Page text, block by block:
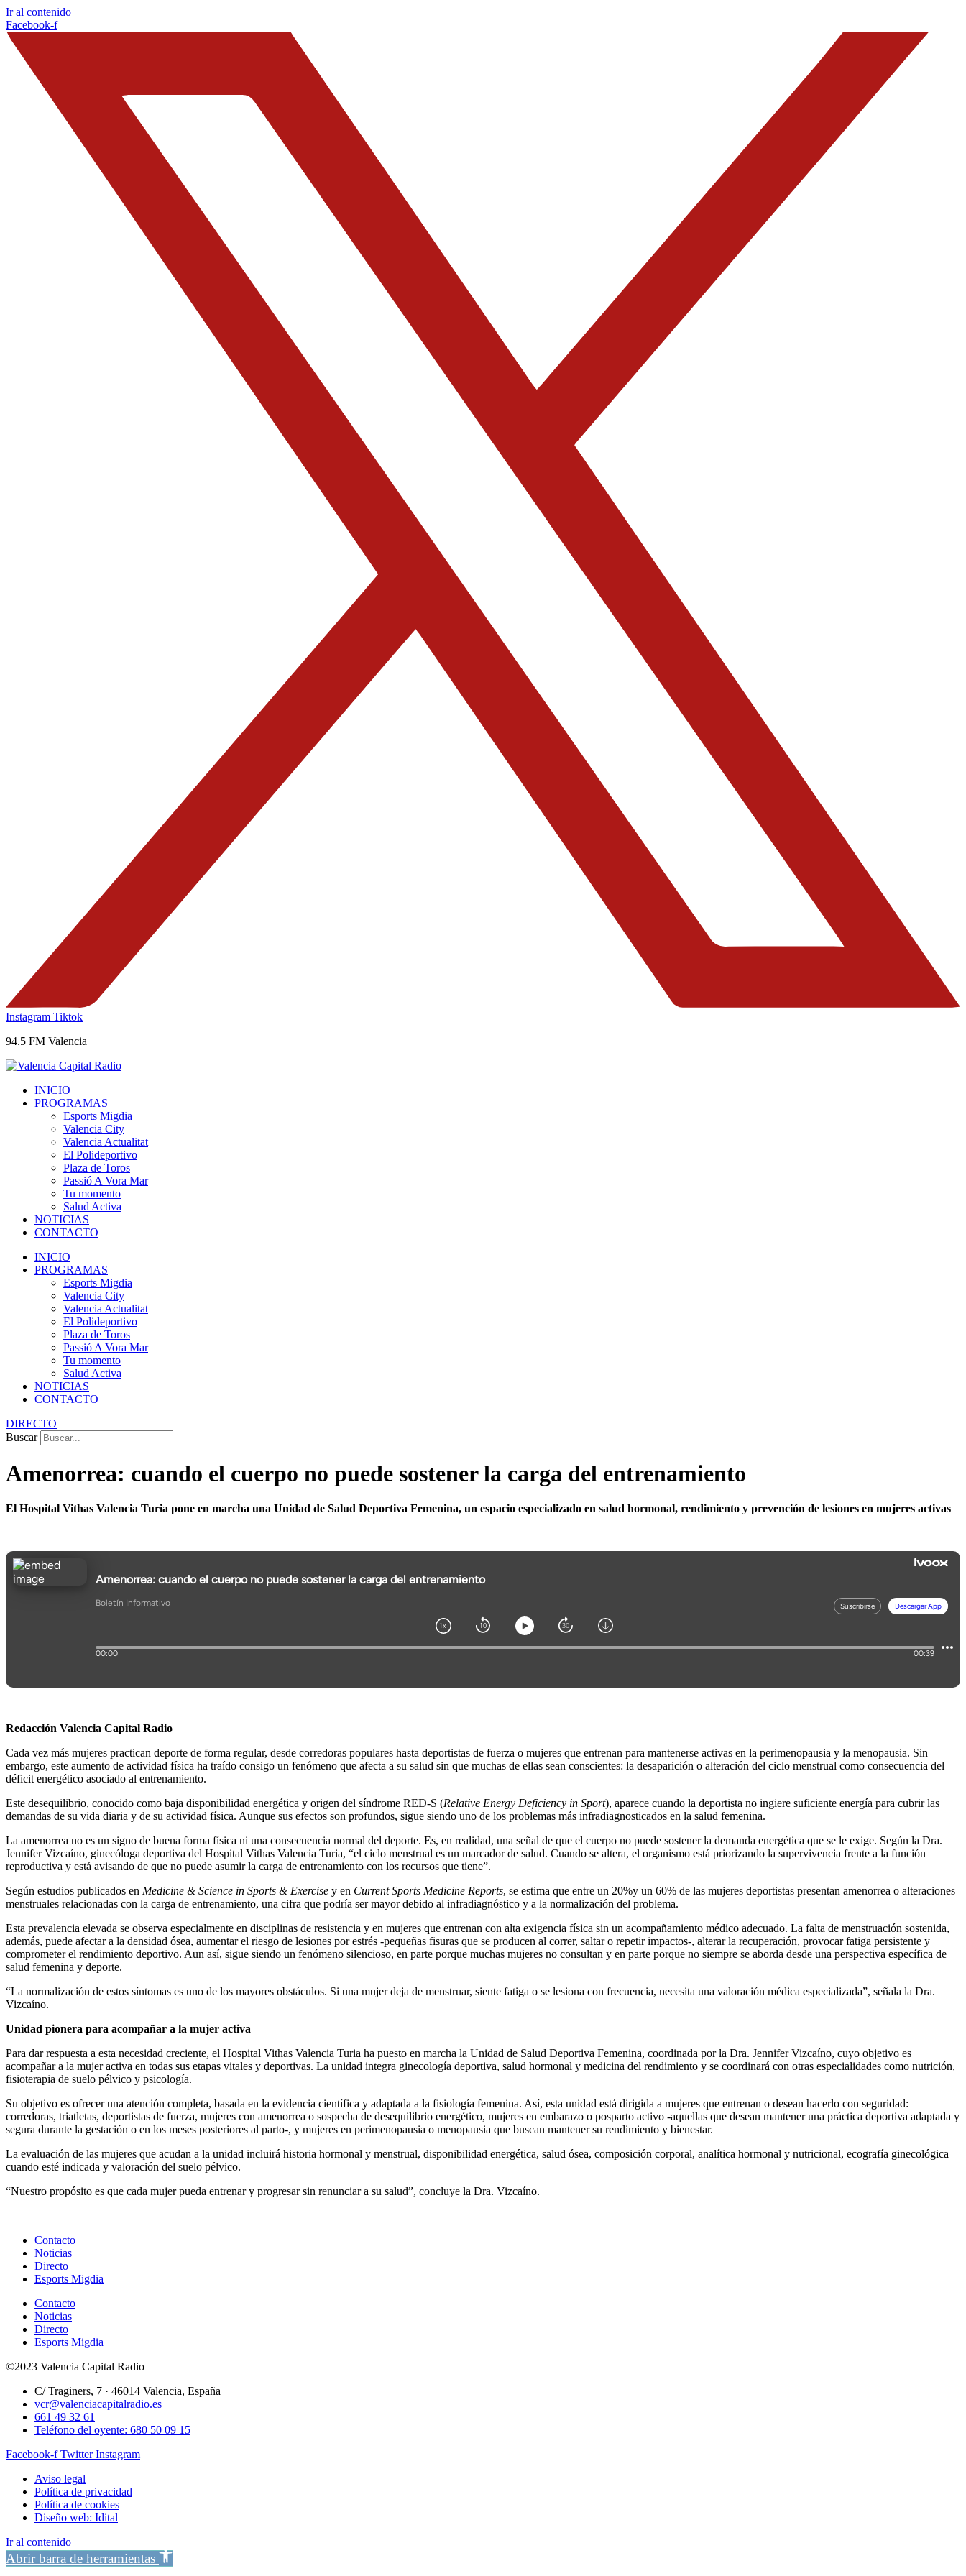
Ir al contenido
Facebook-f
Instagram Tiktok
94.5 FM Valencia
INICIO
PROGRAMAS
Esports Migdia
Valencia City
Valencia Actualitat
El Polideportivo
Plaza de Toros
Passió A Vora Mar
Tu momento
Salud Activa
NOTICIAS
CONTACTO
INICIO
PROGRAMAS
Esports Migdia
Valencia City
Valencia Actualitat
El Polideportivo
Plaza de Toros
Passió A Vora Mar
Tu momento
Salud Activa
NOTICIAS
CONTACTO
DIRECTO
Buscar
Amenorrea: cuando el cuerpo no puede sostener la carga del entrenamiento
El Hospital Vithas Valencia Turia pone en marcha una Unidad de Salud Deportiva Femenina, un espacio especializado en salud hormonal, rendimiento y prevención de lesiones en mujeres activas
Redacción Valencia Capital Radio
Cada vez más mujeres practican deporte de forma regular, desde corredoras populares hasta deportistas de fuerza o mujeres que entrenan para mantenerse activas en la perimenopausia y la menopausia. Sin
embargo, este aumento de actividad física ha traído consigo un fenómeno que afecta a su salud sin que muchas de ellas sean conscientes: la desaparición o alteración del ciclo menstrual como consecuencia del
déficit energético asociado al entrenamiento.
Este desequilibrio, conocido como baja disponibilidad energética y origen del síndrome RED-S (Relative Energy Deficiency in Sport), aparece cuando la deportista no ingiere suficiente energía para cubrir las
demandas de su vida diaria y de su actividad física. Aunque sus efectos son profundos, sigue siendo uno de los problemas más infradiagnosticados en la salud femenina.
La amenorrea no es un signo de buena forma física ni una consecuencia normal del deporte. Es, en realidad, una señal de que el cuerpo no puede sostener la demanda energética que se le exige. Según la Dra.
Jennifer Vizcaíno, ginecóloga deportiva del Hospital Vithas Valencia Turia, “el ciclo menstrual es un marcador de salud. Cuando se altera, el organismo está priorizando la supervivencia frente a la función
reproductiva y está avisando de que no puede asumir la carga de entrenamiento con los recursos que tiene”.
Según estudios publicados en Medicine & Science in Sports & Exercise y en Current Sports Medicine Reports, se estima que entre un 20%y un 60% de las mujeres deportistas presentan amenorrea o alteraciones
menstruales relacionadas con la carga de entrenamiento, una cifra que podría ser mayor debido al infradiagnóstico y a la normalización del problema.
Esta prevalencia elevada se observa especialmente en disciplinas de resistencia y en mujeres que entrenan con alta exigencia física sin un acompañamiento médico adecuado. La falta de menstruación sostenida,
además, puede afectar a la densidad ósea, aumentar el riesgo de lesiones por estrés -pequeñas fisuras que se producen al correr, saltar o repetir impactos-, alterar la recuperación, provocar fatiga persistente y
comprometer el rendimiento deportivo. Aun así, sigue siendo un fenómeno silencioso, en parte porque muchas mujeres no consultan y en parte porque no siempre se aborda desde una perspectiva específica de
salud femenina y deporte.
“La normalización de estos síntomas es uno de los mayores obstáculos. Si una mujer deja de menstruar, siente fatiga o se lesiona con frecuencia, necesita una valoración médica especializada”, señala la Dra.
Vizcaíno.
Unidad pionera para acompañar a la mujer activa
Para dar respuesta a esta necesidad creciente, el Hospital Vithas Valencia Turia ha puesto en marcha la Unidad de Salud Deportiva Femenina, coordinada por la Dra. Jennifer Vizcaíno, cuyo objetivo es
acompañar a la mujer activa en todas sus etapas vitales y deportivas. La unidad integra ginecología deportiva, salud hormonal y medicina del rendimiento y se coordinará con otras especialidades como nutrición,
fisioterapia de suelo pélvico y psicología.
Su objetivo es ofrecer una atención completa, basada en la evidencia científica y adaptada a la fisiología femenina. Así, esta unidad está dirigida a mujeres que entrenan o desean hacerlo con seguridad:
corredoras, triatletas, deportistas de fuerza, mujeres con amenorrea o sospecha de desequilibrio energético, mujeres en embarazo o posparto activo -aquellas que desean mantener una práctica deportiva adaptada y
segura durante la gestación o en los meses posteriores al parto-, y mujeres en perimenopausia o menopausia que buscan mantener su rendimiento y bienestar.
La evaluación de las mujeres que acudan a la unidad incluirá historia hormonal y menstrual, disponibilidad energética, salud ósea, composición corporal, analítica hormonal y nutricional, ecografía ginecológica
cuando esté indicada y valoración del suelo pélvico.
“Nuestro propósito es que cada mujer pueda entrenar y progresar sin renunciar a su salud”, concluye la Dra. Vizcaíno.
Contacto
Noticias
Directo
Esports Migdia
Contacto
Noticias
Directo
Esports Migdia
©2023 Valencia Capital Radio
C/ Traginers, 7 · 46014 Valencia, España
vcr@valenciacapitalradio.es
661 49 32 61
Teléfono del oyente: 680 50 09 15
Facebook-f Twitter Instagram
Aviso legal
Política de privacidad
Política de cookies
Diseño web: Idital
Ir al contenido
Abrir barra de herramientas